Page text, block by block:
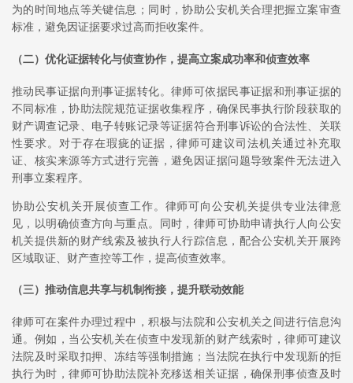
为的时间地点等关键信息；同时，协助公安机关合理把握立案审查
标准，避免因证据要求过高而拒收案件。
（二）优化证据转化与侦查协作，提高立案成功率和侦查效率
推动民事证据向刑事证据转化。律师可依据民事证据和刑事证据的
不同标准，协助法院规范证据收集程序，确保民事执行阶段获取的
财产调查记录、电子转账记录等证据符合刑事诉讼的合法性、关联
性要求。对于存在瑕疵的证据，律师可建议司法机关通过补充取
证、核实来源等方式进行完善，避免因证据问题导致案件无法进入
刑事立案程序。
协助公安机关开展侦查工作。律师可向公安机关提供专业法律意
见，以明确侦查方向与重点。同时，律师可协助申请执行人向公安
机关提供新的财产线索及被执行人行踪信息，配合公安机关开展跨
区域取证、财产查控等工作，提高侦查效率。
（三）推动信息共享与机制衔接，提升联动效能
律师可在案件办理过程中，积极与法院和公安机关之间进行信息沟
通。例如，当公安机关在侦查中发现新的财产线索时，律师可建议
法院及时采取扣押、冻结等强制措施；当法院在执行中发现新的拒
执行为时，律师可协助法院补充移送相关证据，确保刑事侦查及时